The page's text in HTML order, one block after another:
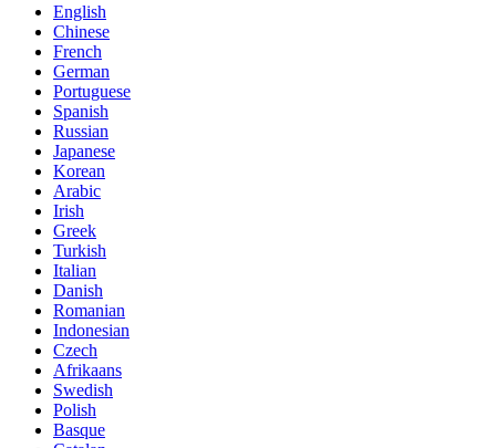
English
Chinese
French
German
Portuguese
Spanish
Russian
Japanese
Korean
Arabic
Irish
Greek
Turkish
Italian
Danish
Romanian
Indonesian
Czech
Afrikaans
Swedish
Polish
Basque